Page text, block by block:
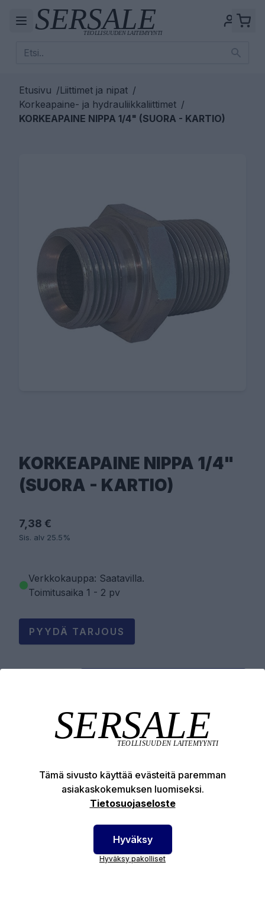
Etusivu /Liittimet ja nipat /
Korkeapaine- ja hydrauliikkaliittimet /
KORKEAPAINE NIPPA 1/4" (SUORA - KARTIO)
KORKEAPAINE NIPPA 1/4"
(SUORA - KARTIO)
7,38 €
Sis. alv 25.5%
Verkkokauppa: Saatavilla.
Toimitusaika 1 - 2 pv
PYYDÄ TARJOUS
Tuotekuvaus
Tekniset edut
Tämä sivusto käyttää evästeitä paremman
asiakaskokemuksen luomiseksi.
Tietosuojaseloste
Hyväksy
Hyväksy pakolliset